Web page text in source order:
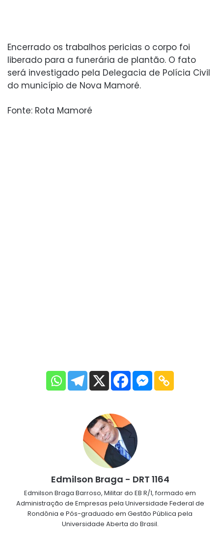
Encerrado os trabalhos pericias o corpo foi
liberado para a funerária de plantão. O fato
será investigado pela Delegacia de Polícia Civil
do município de Nova Mamoré.
Fonte: Rota Mamoré
Edmilson Braga - DRT 1164
Edmilson Braga Barroso, Militar do EB R/1, formado em
Administração de Empresas pela Universidade Federal de
Rondônia e Pós-graduado em Gestão Pública pela
Universidade Aberta do Brasil.